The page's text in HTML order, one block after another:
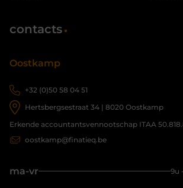
contacts
Oostkamp
+32 (0)50 58 04 51
Hertsbergsestraat 34 | 8020 Oostkamp
Erkende accountantsvennootschap ITAA
oostkamp@finatieq.be
ma-vr 9u